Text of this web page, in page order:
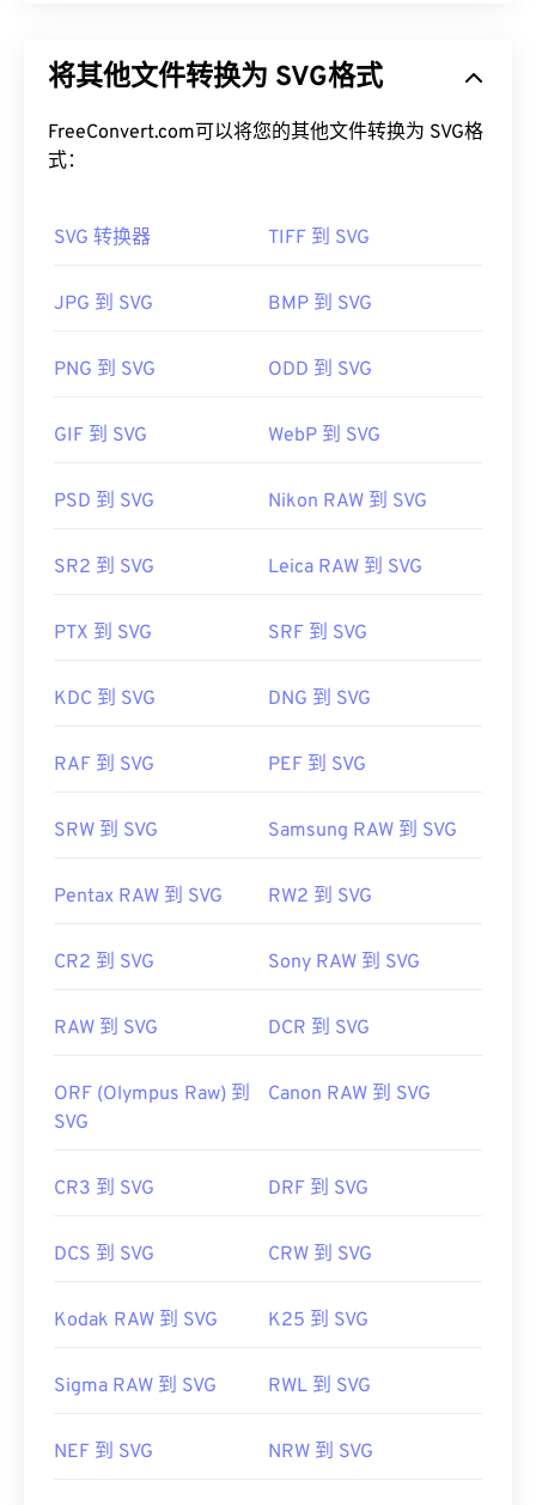
EPS 是一种相对较旧的文件格式，可在多种应用程
序中打开。AdobeIllustrator和 Adob​​ePhotoshop是
两个默认的 EPS 文件打开程序。PaintShop
Blender也支持 EPS 文件。
PDF。EPS 由 Adob​​e 开发。因此，用于转换 EPS 的
Photoshop 和
InDesign。FreeConvert的
矢量图形，并支持有限的动画。正如其名称所示，使
类型可以在不损失图像质量的情况下调整大小。此
外，SVG 的独特之处在于它不是一种图像格式。相
MicrosoftEdge）
中轻松打开。此外，由于 SVG 是
与 XML 相关的文本。
保先安装 Adob​​e Creative Suite 的 SVG Kit 插件即
可。借助一些在线工具，您可以转换 SVG 文件。要
SVG 转 PDF工具。要将矢量文件（例如 SVG 转
转 PNG工具。
开发者：万维网联盟（W3C）
首次发布：2001 年 9 月 4 日
https://www.lifewire.com/svg-file-4120603
将其他文件转换为 SVG格式
FreeConvert.com可以将您的其他文件转换为 SVG格
式：
SVG 转换器 TIFF 到 SVG
JPG 到 SVG BMP 到 SVG
PNG 到 SVG ODD 到 SVG
GIF 到 SVG WebP 到 SVG
PSD 到 SVG Nikon RAW 到 SVG
SR2 到 SVG Leica RAW 到 SVG
PTX 到 SVG SRF 到 SVG
KDC 到 SVG DNG 到 SVG
RAF 到 SVG PEF 到 SVG
SRW 到 SVG Samsung RAW 到 SVG
Pentax RAW 到 SVG RW2 到 SVG
CR2 到 SVG Sony RAW 到 SVG
RAW 到 SVG DCR 到 SVG
ORF (Olympus Raw) 到
SVG
Canon RAW 到 SVG
CR3 到 SVG DRF 到 SVG
DCS 到 SVG CRW 到 SVG
Kodak RAW 到 SVG K25 到 SVG
Sigma RAW 到 SVG RWL 到 SVG
NEF 到 SVG NRW 到 SVG